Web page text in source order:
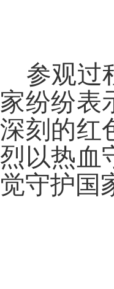
参观过
家纷纷表
深刻的红
烈以热血
觉守护国